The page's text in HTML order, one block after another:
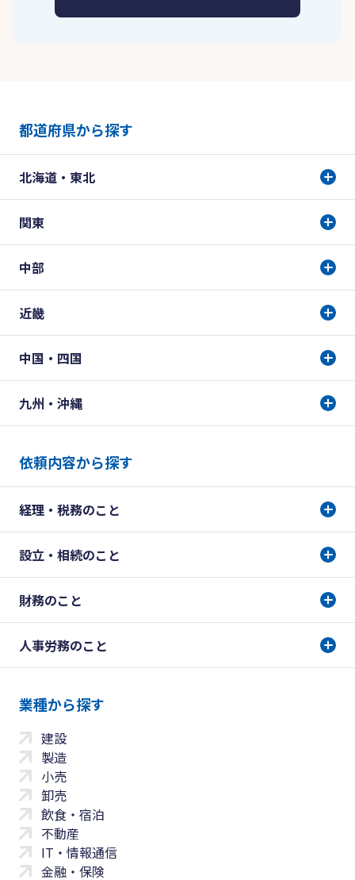
都道府県から探す
北海道・東北
関東
中部
近畿
中国・四国
九州・沖縄
依頼内容から探す
経理・税務のこと
設立・相続のこと
財務のこと
人事労務のこと
業種から探す
建設
製造
小売
卸売
飲食・宿泊
不動産
IT・情報通信
金融・保険